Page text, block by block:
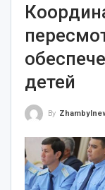
детей
By